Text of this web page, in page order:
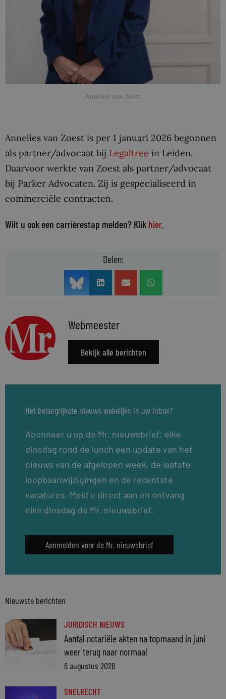
Annelies van Zoest
Annelies van Zoest is per 1 januari 2026 begonnen
als partner/advocaat bij Legaltree in Leiden.
Daarvoor werkte van Zoest als partner/advocaat
bij Parker Advocaten. Zij is gespecialiseerd in
commerciële contracten.
Wilt u ook een carrièrestap melden? Klik hier
Delen:
Webmeester
Bekijk alle berichten
Het belangrijkste nieuws wekelijks in uw inbox?
Abonneer u op de Mr. nieuwsbrief: elke
dinsdag rond de lunch een update van het
nieuws van de afgelopen week, de laatste
loopbaanwijzigingen en de recentste
vacatures. Meld u direct aan en ontvang
elke dinsdag de Mr. nieuwsbrief.
Aanmelden voor de Mr. nieuwsbrief
Nieuwste berichten
JURIDISCH NIEUWS
Aantal notariële akten na topmaand in juni
weer terug naar normaal
6 augustus 2026
SNELRECHT